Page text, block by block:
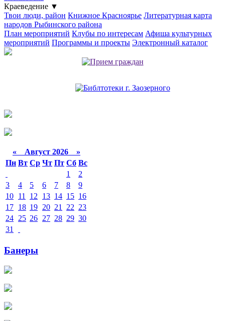
Краеведение ▼
Твои люди, район Книжное Красноярье Литературная карта
народов Рыбинского района
План мероприятий Клубы по интересам Афиша культурных
мероприятий Программы и проекты Электронный каталог
« Август 2026 »
Пн Вт Ср Чт Пт Сб Вс
1
2
3
4 5 6 7 8
9
10 11 12 13 14 15 16
17 18 19 20 21 22 23
24 25 26 27 28 29 30
31
Банеры